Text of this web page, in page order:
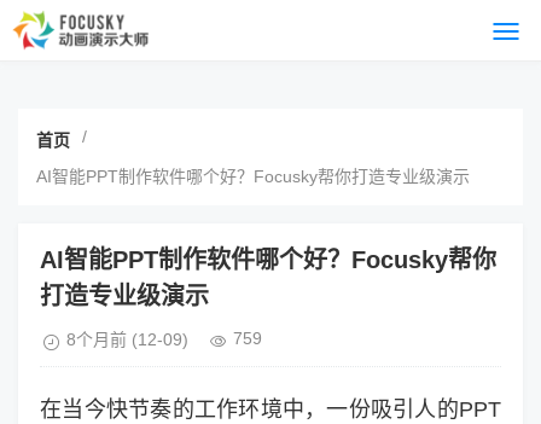
首页 /
AI智能PPT制作软件哪个好？Focusky帮你打造专业级演示
AI智能PPT制作软件哪个好？Focusky帮你
打造专业级演示
8个月前 (12-09) 759
在当今快节奏的工作环境中，一份吸引人的PPT